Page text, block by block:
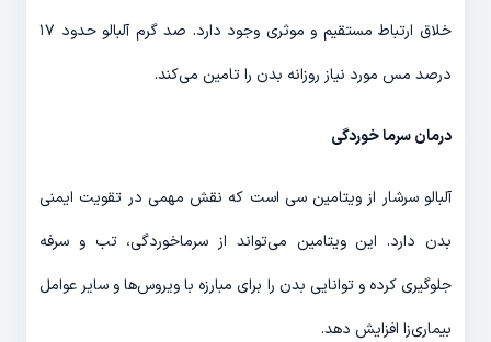
خلاق ارتباط مستقیم و موثری وجود دارد. صد گرم آلبالو حدود ۱۷
درصد مس مورد نیاز روزانه بدن را تامین می‌کند.
درمان سرما خوردگی
آلبالو سرشار از ویتامین سی است که نقش مهمی در تقویت ایمنی
بدن دارد. این ویتامین می‌تواند از سرماخوردگی، تب و سرفه
جلوگیری کرده و توانایی بدن را برای مبارزه با ویروس‌ها و سایر عوامل
بیماری‌زا افزایش دهد.